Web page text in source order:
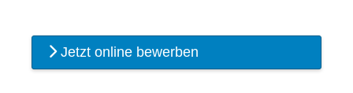
Jetzt online bewerben